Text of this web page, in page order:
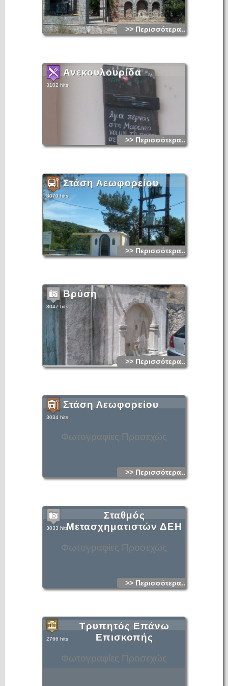
>> Περισσότερα...
Ανεκουλουρίδα
3102 hits
>> Περισσότερα...
Στάση Λεωφορείου
3070 hits
>> Περισσότερα...
Βρύση
3047 hits
>> Περισσότερα...
Φωτογραφίες Προσεχώς
Στάση Λεωφορείου
3034 hits
>> Περισσότερα...
Φωτογραφίες Προσεχώς
Σταθμός
Μετασχηματιστών ΔΕΗ
3033 hits
>> Περισσότερα...
Φωτογραφίες Προσεχώς
Τρυπητός Επάνω
Επισκοπής
2766 hits